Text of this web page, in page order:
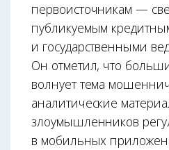
первоисточникам —
публикуемым
и государственными
Он отметил, что
волнует тема
аналитические
злоумышленников
в мобильных